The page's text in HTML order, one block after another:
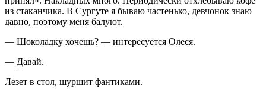
из стаканчика. В Сургуте я бываю частенько, девчонок знаю
давно, поэтому меня балуют.
— Шоколадку хочешь? — интересуется Олеся.
— Давай.
Лезет в стол, шуршит фантиками.